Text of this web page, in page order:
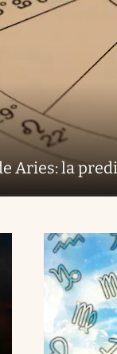
Aries: la